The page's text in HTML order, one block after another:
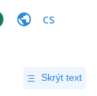
CS
Skrýt text